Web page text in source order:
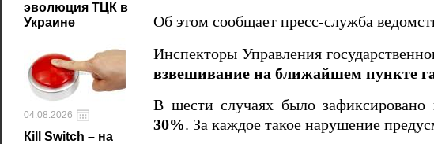
эволюция ТЦК в
Украине
04.08.2026
Кill Switch – на
Об этом сообщает пресс-служба
Инспекторы Управления
взвешивание на ближайшем пункте
В шести случаях было зафиксировано
30%. За каждое такое нарушение